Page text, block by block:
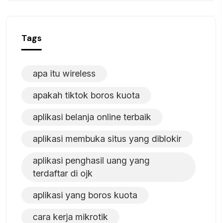
Tags
apa itu wireless
apakah tiktok boros kuota
aplikasi belanja online terbaik
aplikasi membuka situs yang diblokir
aplikasi penghasil uang yang
terdaftar di ojk
aplikasi yang boros kuota
cara kerja mikrotik